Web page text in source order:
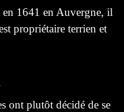
1641 en Auvergne, il
propriétaire terrien et
ont plutôt décidé de se